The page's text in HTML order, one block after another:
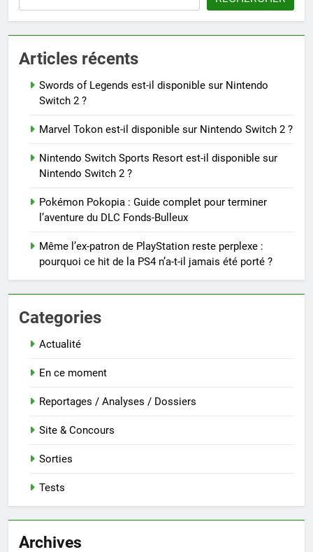
Articles récents
Swords of Legends est-il disponible sur Nintendo
Switch 2 ?
Marvel Tokon est-il disponible sur Nintendo Switch 2 ?
Nintendo Switch Sports Resort est-il disponible sur
Nintendo Switch 2 ?
Pokémon Pokopia : Guide complet pour terminer
l’aventure du DLC Fonds-Bulleux
Même l’ex-patron de PlayStation reste perplexe :
pourquoi ce hit de la PS4 n’a-t-il jamais été porté ?
Categories
Actualité
En ce moment
Reportages / Analyses / Dossiers
Site & Concours
Sorties
Tests
Archives